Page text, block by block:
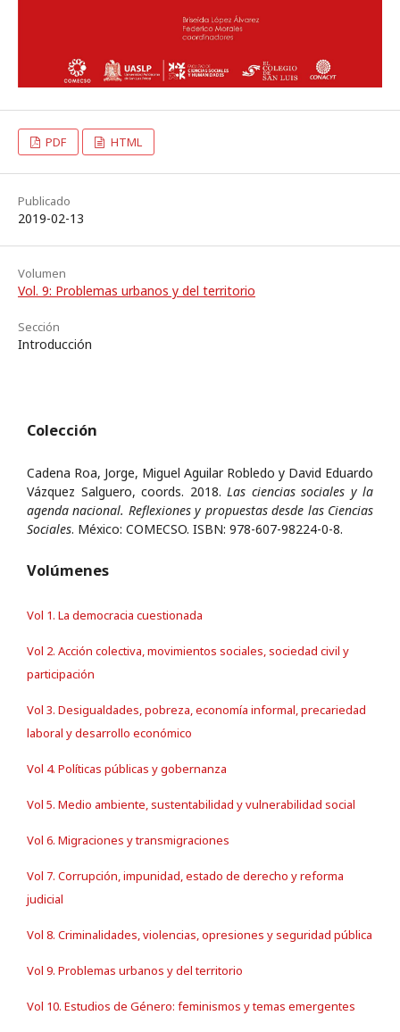
PDF HTML
Publicado
2019-02-13
Volumen
Vol. 9: Problemas urbanos y del territorio
Sección
Introducción
Colección
Cadena Roa, Jorge, Miguel Aguilar Robledo y David Eduardo
Vázquez Salguero, coords. 2018. Las ciencias sociales y la
agenda nacional. Reflexiones y propuestas desde las Ciencias
Sociales. México: COMECSO. ISBN: 978-607-98224-0-8.
Volúmenes
Vol 1. La democracia cuestionada
Vol 2. Acción colectiva, movimientos sociales, sociedad civil y
participación
Vol 3. Desigualdades, pobreza, economía informal, precariedad
laboral y desarrollo económico
Vol 4. Políticas públicas y gobernanza
Vol 5. Medio ambiente, sustentabilidad y vulnerabilidad social
Vol 6. Migraciones y transmigraciones
Vol 7. Corrupción, impunidad, estado de derecho y reforma
judicial
Vol 8. Criminalidades, violencias, opresiones y seguridad pública
Vol 9. Problemas urbanos y del territorio
Vol 10. Estudios de Género: feminismos y temas emergentes